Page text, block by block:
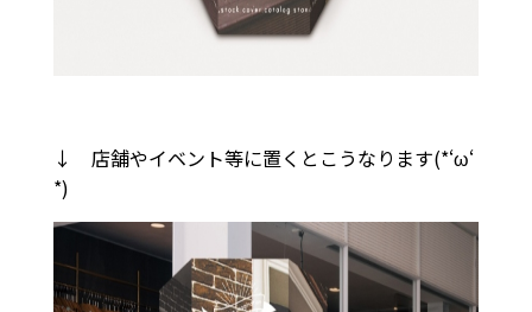
↓ 店舗やイベント等に置くとこうなります(*‘ω‘
*)